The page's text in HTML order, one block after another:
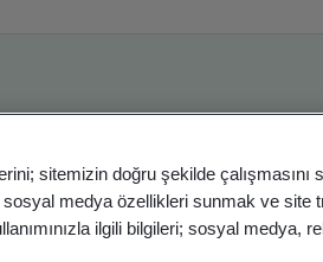
- Validation and
sitemizin doğru şekilde
medya özellikleri sunmak ve site
ilgili bilgileri; sosyal medya,